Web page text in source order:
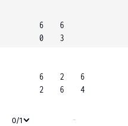
6
0
6
3
6
2
2
6
6
4
0/1
-